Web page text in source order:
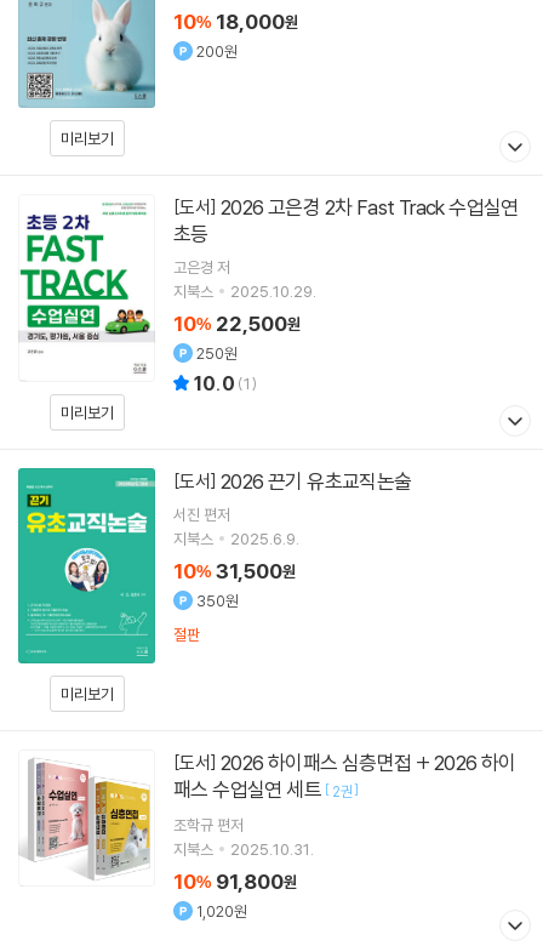
미리보기
10% 18,000원
200원
미리보기
[도서]
초등
고은경 저
지북스
2025.10.29.
10% 22,500원
250원
10.0 (1)
미리보기
[도서] 2026 끈기 유초교직논술
서진 편저
지북스
2025.6.9.
10% 31,500원
350원
절판
[도서]
패스 수업실연 세트 [ 2권]
조학규 편저
지북스
2025.10.31.
10% 91,800원
1,020원